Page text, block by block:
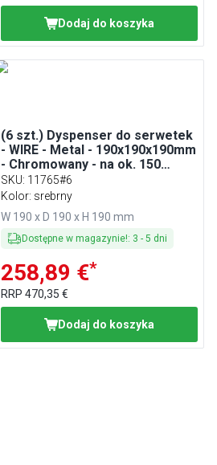
Dodaj do koszyka
(6 szt.) Dyspenser do serwetek
- WIRE - Metal - 190x190x190mm
- Chromowany - na ok. 150
serwetek koktajlowe - z
obciążnikiem
SKU: 11765#6
Kolor: srebrny
W 190 x D 190 x H 190 mm
Dostępne w magazynie!: 3 - 5 dni
258,89 €*
RRP 470,35 €
Dodaj do koszyka